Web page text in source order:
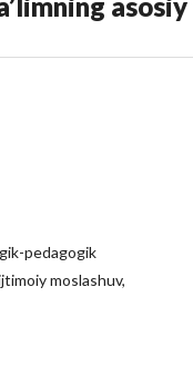
pedagogik
moslashuv,